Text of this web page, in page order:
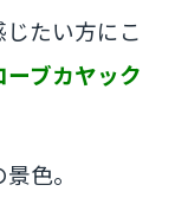
たい方にこ
ーブカヤック
色。